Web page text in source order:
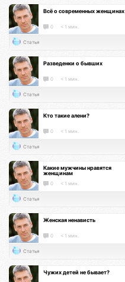
Всё о современных женщинах
0 < 1 мин.
Статья
Разведенки о бывших
0 < 1 мин.
Статья
Кто такие алени?
0 < 1 мин.
Статья
Какие мужчины нравятся
женщинам
0 < 1 мин.
Статья
Женская ненависть
0 < 1 мин.
Статья
Чужих детей не бывает?